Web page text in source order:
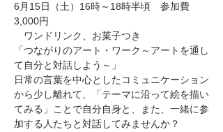
6月15日（土）16時～18時半頃　参加費
3,000円
ワンドリンク、お菓子つき
「つながりのアート・ワーク～アートを通し
て自分と対話しよう～」
日常の言葉を中心としたコミュニケーション
から少し離れて、「テーマに沿って絵を描い
てみる」ことで自分自身と、また、一緒に参